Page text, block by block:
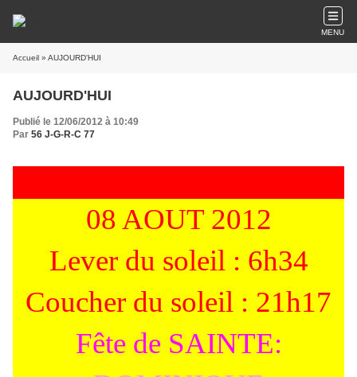
MENU
Accueil » AUJOURD'HUI
AUJOURD'HUI
Publié le 12/06/2012 à 10:49
Par 56 J-G-R-C 77
08 AOUT 2012
Lever du soleil : 6h34
Coucher du soleil : 21h17
Fête de SAINTE: